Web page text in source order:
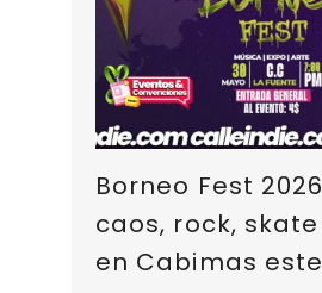
Borneo Fest
caos, rock,
en Cabimas